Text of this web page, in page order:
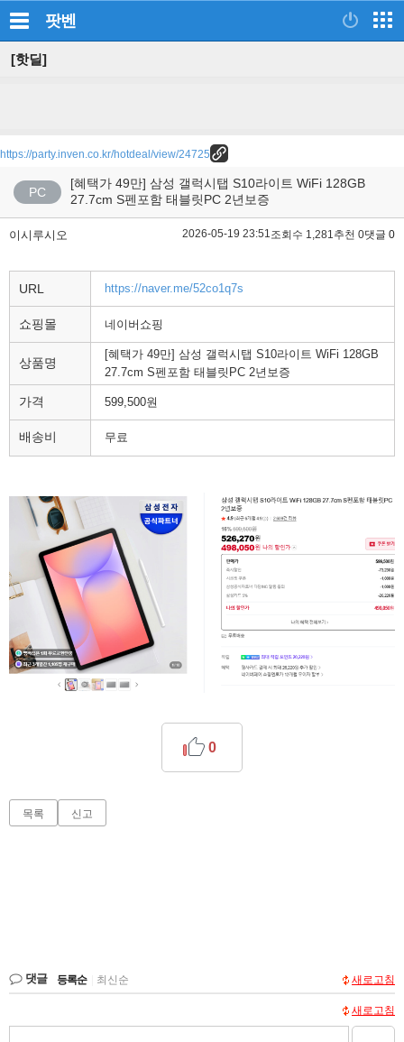
팟벤
[핫딜]
https://party.inven.co.kr/hotdeal/view/24725
PC
[혜택가 49만] 삼성 갤럭시탭 S10라이트 WiFi 128GB
27.7cm S펜포함 태블릿PC 2년보증
이시루시오 2026-05-19 23:51조회수 1,281추천 0댓글 0
URL https://naver.me/52co1q7s
쇼핑몰 네이버쇼핑
상품명
[혜택가 49만] 삼성 갤럭시탭 S10라이트 WiFi 128GB
27.7cm S펜포함 태블릿PC 2년보증
가격 599,500원
배송비 무료
0
목록 신고
댓글 등록순 최신순 새로고침
새로고침